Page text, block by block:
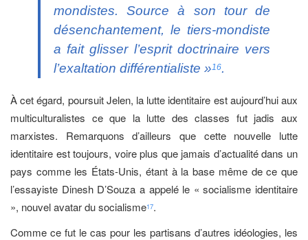
mondistes. Source à son tour de
désenchantement, le tiers-mondiste
a fait glisser l’esprit doctrinaire vers
l’exaltation différentialiste »16.
À cet égard, poursuit Jelen, la lutte identitaire est aujourd’hui aux
multiculturalistes ce que la lutte des classes fut jadis aux
marxistes. Remarquons d’ailleurs que cette nouvelle lutte
identitaire est toujours, voire plus que jamais d’actualité dans un
pays comme les États-Unis, étant à la base même de ce que
l’essayiste Dinesh D’Souza a appelé le « socialisme identitaire
», nouvel avatar du socialisme17.
Comme ce fut le cas pour les partisans d’autres idéologies, les